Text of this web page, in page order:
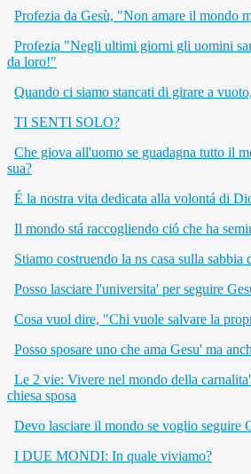
Profezia da Gesù, "Non amare il mondo
Profezia "Negli ultimi giorni gli uomini
da loro!"
Quando ci siamo stancati di girare a
TI SENTI SOLO?
Che giova all'uomo se guadagna tutto il
sua?
É la nostra vita dedicata alla volontá di
Il mondo stá raccogliendo ció che ha
Stiamo costruendo la ns casa sulla sabbia
Posso lasciare l'universita' per seguire
Cosa vuol dire, "Chi vuole salvare la
Posso sposare uno che ama Gesu' ma
Le 2 vie: Vivere nel mondo della
chiesa sposa
Devo lasciare il mondo se voglio seguire
I DUE MONDI: In quale viviamo?